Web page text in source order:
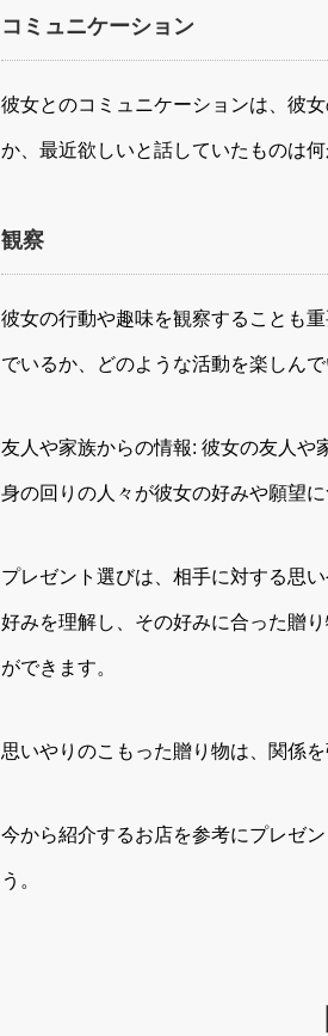
コミュニケーション
彼女とのコミュニケーションは、彼
か、最近欲しいと話していたものは
観察
彼女の行動や趣味を観察することも
でいるか、どのような活動を楽しん
友人や家族からの情報: 彼女の友人や
身の回りの人々が彼女の好みや願望
プレゼント選びは、相手に対する思
好みを理解し、その好みに合った贈
ができます。
思いやりのこもった贈り物は、関係
今から紹介するお店を参考にプレゼ
う。